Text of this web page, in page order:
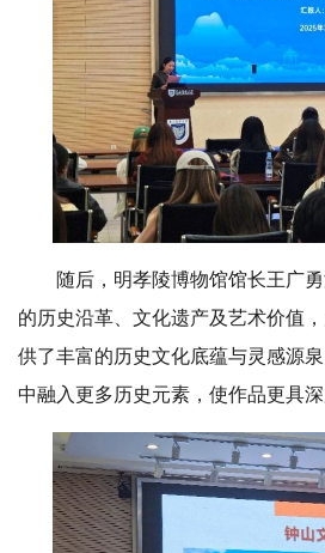
随后，明孝陵博物馆馆长王广
的历史沿革、文化遗产及艺术价值
供了丰富的历史文化底蕴与灵感源
中融入更多历史元素，使作品更具深